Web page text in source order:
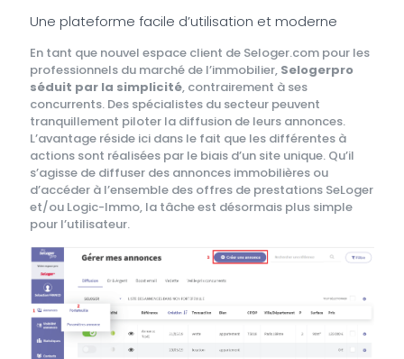
Une plateforme facile d’utilisation et moderne
En tant que nouvel espace client de Seloger.com pour les
professionnels du marché de l’immobilier, Selogerpro
séduit par la simplicité, contrairement à ses
concurrents. Des spécialistes du secteur peuvent
tranquillement piloter la diffusion de leurs annonces.
L’avantage réside ici dans le fait que les différentes à
actions sont réalisées par le biais d’un site unique. Qu’il
s’agisse de diffuser des annonces immobilières ou
d’accéder à l’ensemble des offres de prestations SeLoger
et/ou Logic-Immo, la tâche est désormais plus simple
pour l’utilisateur.